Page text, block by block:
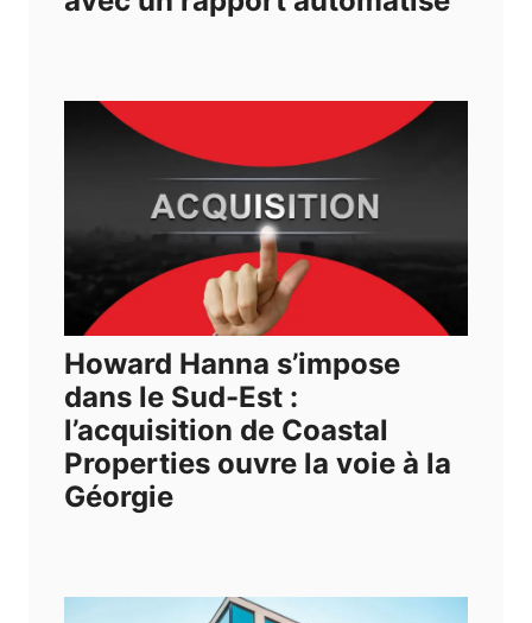
Howard Hanna s’impose
dans le Sud-Est :
l’acquisition de Coastal
Properties ouvre la voie à la
Géorgie